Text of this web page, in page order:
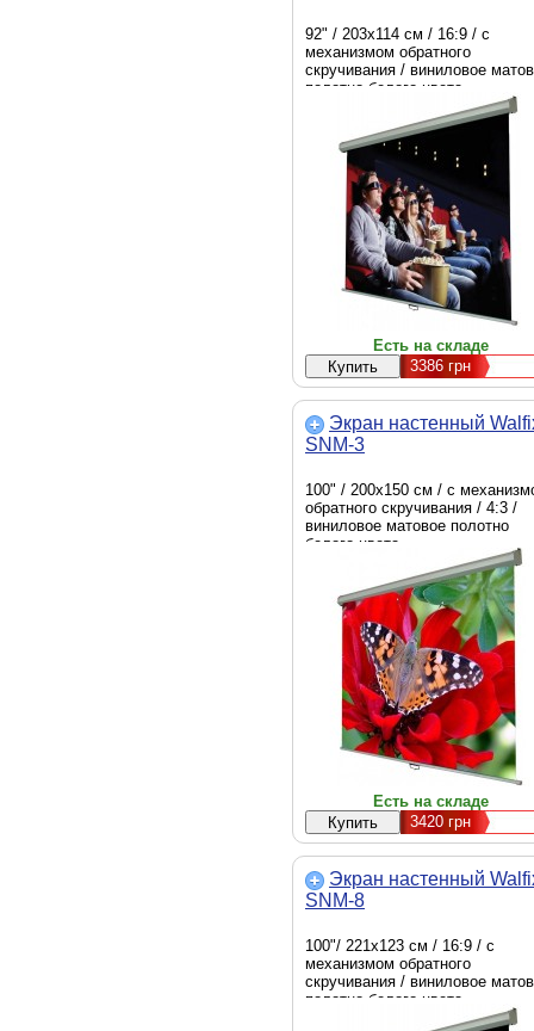
92" / 203х114 см / 16:9 / с
механизмом обратного
скручивания / виниловое
полотно белого цвета
Есть на складе
3386 грн
Экран настенный
SNM-3
100" / 200х150 см / с
обратного скручивания / 4:3 /
виниловое матовое полотно
белого цвета
Есть на складе
3420 грн
Экран настенный
SNM-8
100"/ 221х123 см / 16:9 / с
механизмом обратного
скручивания / виниловое
полотно белого цвета